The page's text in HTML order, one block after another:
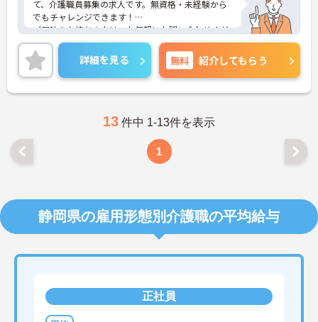
て、介護職員募集の求人です。無資格・未経験から
でもチャレンジできます！
ご興味をお持ちの方は、お気軽にお問い合わせくだ
さい。
詳細を見る 無料 紹介してもらう
13 件中 1-13件を表示
1
静岡県の雇用形態別介護職の平均給与
正社員